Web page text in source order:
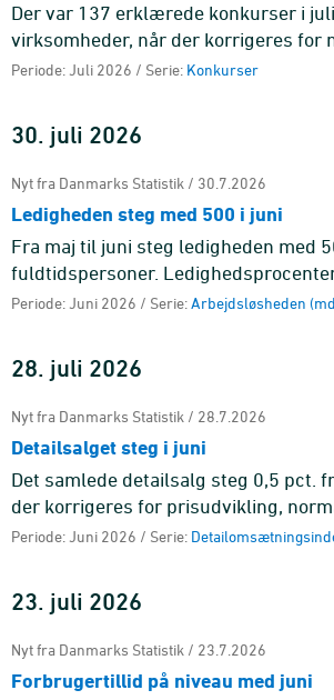
Der var 137 erklærede konkurser i
virksomheder, når der korrigeres for
sæsonudsving, hvilket svarer til et
Periode: Juli 2026 / Serie: Konkurser
30. juli 2026
Nyt fra Danmarks Statistik / 30.7.2026
Ledigheden steg med 500 i juni
Fra maj til juni steg ledigheden med
fuldtidspersoner.
uændret med 3,1 pct. af
Periode: Juni 2026 / Serie:Arbejdsløsheden
28. juli 2026
Nyt fra Danmarks Statistik / 28.7.2026
Detailsalget steg i juni
Det samlede detailsalg steg 0,5 pct.
der korrigeres for prisudvikling,
sæsonudsving og effekten af
Periode: Juni 2026 / Serie:
23. juli 2026
Nyt fra Danmarks Statistik / 23.7.2026
Forbrugertillid på niveau med juni